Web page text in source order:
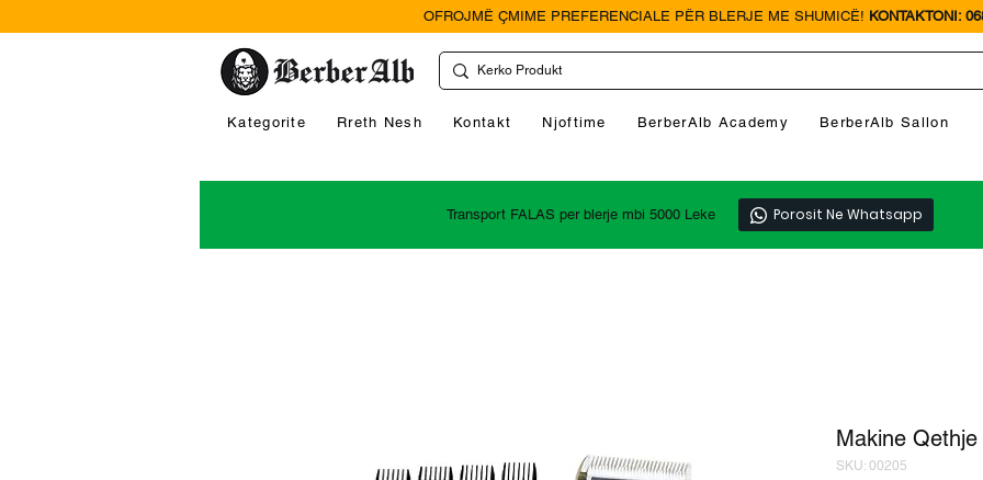
OFROJMË ÇMIME PREFERENCIALE PËR BLERJE ME SHUMICË! KONTAKTONI:
Kategorite Rreth Nesh Kontakt Njoftime BerberAlb Academy BerberAlb Sallon
Transport FALAS per blerje mbi 5000 Leke Porosit Ne Whatsapp
Makine
SKU: 00205